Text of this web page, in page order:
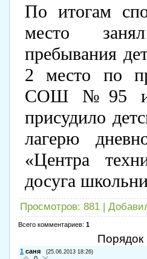
По итогам
место
пребывания
2 место по
СОШ №95 и
присудило
лагерю
«Центра
досуга
Просмотров: 881 |
Всего комментариев: 1
Порядок
1 саня (25.06.2013 18:26)